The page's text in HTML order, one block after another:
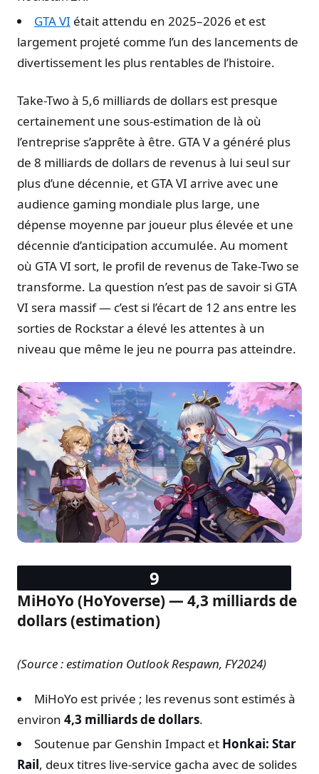
GTA VI était attendu en 2025–2026 et est
largement projeté comme l’un des lancements de
divertissement les plus rentables de l’histoire.
Take-Two à 5,6 milliards de dollars est presque
certainement une sous-estimation de là où
l’entreprise s’apprête à être. GTA V a généré plus
de 8 milliards de dollars de revenus à lui seul sur
plus d’une décennie, et GTA VI arrive avec une
audience gaming mondiale plus large, une
dépense moyenne par joueur plus élevée et une
décennie d’anticipation accumulée. Au moment
où GTA VI sort, le profil de revenus de Take-Two se
transforme. La question n’est pas de savoir si GTA
VI sera massif — c’est si l’écart de 12 ans entre les
sorties de Rockstar a élevé les attentes à un
niveau que même le jeu ne pourra pas atteindre.
MiHoYo (HoYoverse) — 4,3 milliards de
dollars (estimation)
(Source : estimation Outlook Respawn, FY2024)
MiHoYo est privée ; les revenus sont estimés à
environ 4,3 milliards de dollars.
Soutenue par Genshin Impact et Honkai: Star
Rail, deux titres live-service gacha avec de solides